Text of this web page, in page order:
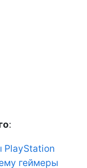
:
PlayStation
геймеры